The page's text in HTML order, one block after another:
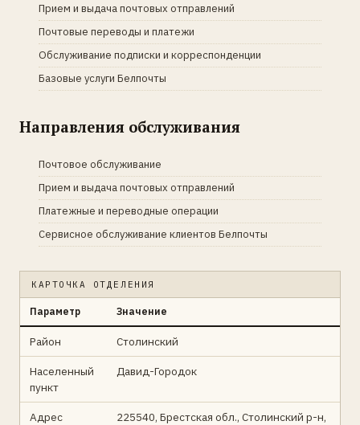
Прием и выдача почтовых отправлений
Почтовые переводы и платежи
Обслуживание подписки и корреспонденции
Базовые услуги Белпочты
Направления обслуживания
Почтовое обслуживание
Прием и выдача почтовых отправлений
Платежные и переводные операции
Сервисное обслуживание клиентов Белпочты
КАРТОЧКА ОТДЕЛЕНИЯ
Параметр Значение
Район Столинский
Населенный
пункт
Давид-Городок
Адрес
225540, Брестская обл., Столинский р-н,